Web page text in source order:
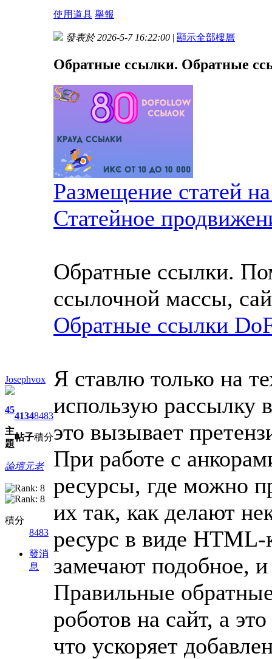
使用道具 舉報
Josephvox
45
主
題
4134
帖子
8483
積分
論壇元老
積分
8483
發消
息
發表於 2026-5-7 16:22:00 | 顯示全部樓層
Обратные ссылки. Обратные
Размещение статей
Статейное
Обратные ссылки.
ссылочной массы,
Обратные ссылки
Я ставлю только на
использую рассылку
это вызывает
При работе с
ресурсы, где можно
их так, как делают
ресурс в виде HTML-
замечают подобное,
Правильные
роботов на сайт, а
что ускоряет